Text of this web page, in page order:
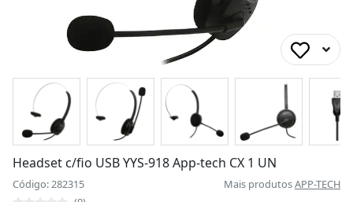
Headset c/fio USB YYS-918 App-tech CX 1 UN
Código: 282315 Mais produtosAPP-TECH